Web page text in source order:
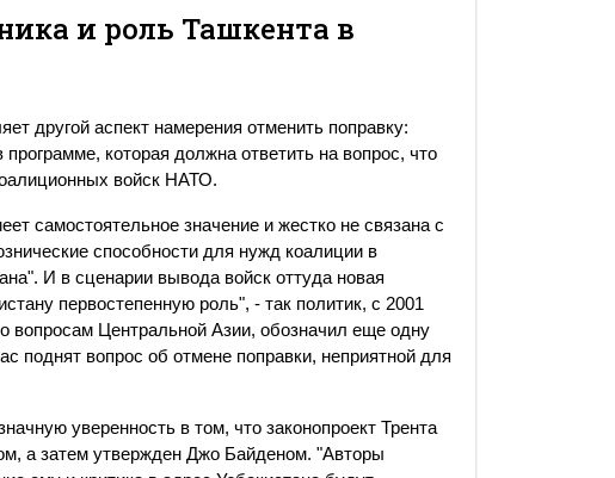
и роль Ташкента в
другой аспект намерения отменить поправку:
которая должна ответить на вопрос, что
войск НАТО.
самостоятельное значение и жестко не связана с
способности для нужд коалиции в
И в сценарии вывода войск оттуда новая
первостепенную роль", - так политик, с 2001
вопросам Центральной Азии, обозначил еще одну
поднят вопрос об отмене поправки, неприятной для
уверенность в том, что законопроект Трента
а затем утвержден Джо Байденом. "Авторы